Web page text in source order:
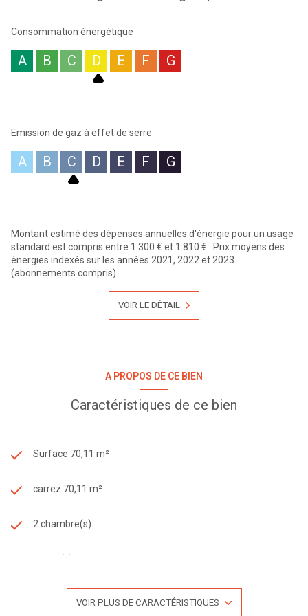
samedi. Retrouvez l'ensemble de nos annonces sur notre site. Les
honoraires d'agence sont intégralement à la charge du vendeur.
“Les informations sur les risques auxquels ce bien est exposé sont
disponibles sur le site Géorisques :
www.georisques.gouv.fr
Consommation énergétique
A B C D E F G
Emission de gaz à effet de serre
A B C D E F G
Montant estimé des dépenses annuelles d'énergie pour un usage
standard est compris entre 1 300 € et 1 810 € . Prix moyens des
énergies indexés sur les années 2021, 2022 et 2023
(abonnements compris).
VOIR LE DÉTAIL
A PROPOS DE CE BIEN
Caractéristiques de ce bien
Surface 70,11 m²
carrez 70,11 m²
2 chambre(s)
1 salle(s) de bain
VOIR PLUS DE CARACTÉRISTIQUES